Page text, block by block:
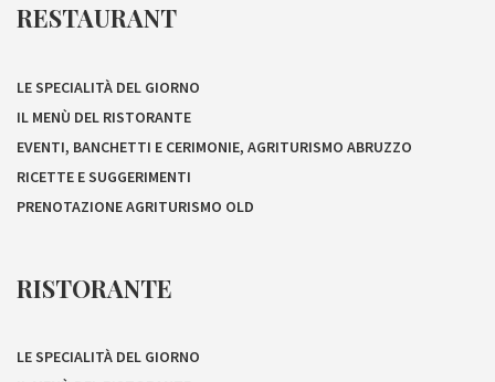
RESTAURANT
LE SPECIALITÀ DEL GIORNO
IL MENÙ DEL RISTORANTE
EVENTI, BANCHETTI E CERIMONIE, AGRITURISMO ABRUZZO
RICETTE E SUGGERIMENTI
PRENOTAZIONE AGRITURISMO OLD
RISTORANTE
LE SPECIALITÀ DEL GIORNO